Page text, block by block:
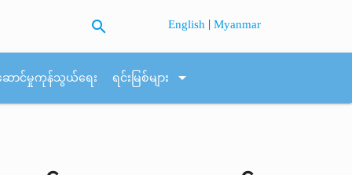
search English |Myanmar
ောင်မှုကုန်သွယ်ရေး ရင်းမြစ်များ arrow_drop_down